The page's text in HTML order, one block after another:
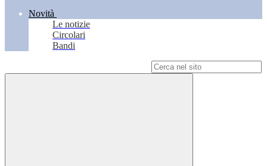
Novità
Le notizie
Circolari
Bandi